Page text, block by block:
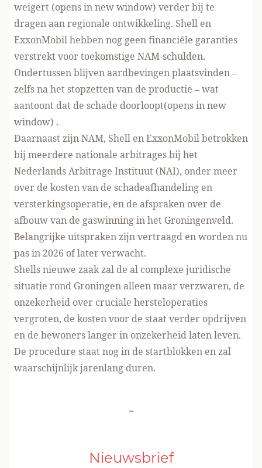
weigert (opens in new window) verder bij te
dragen aan regionale ontwikkeling. Shell en
ExxonMobil hebben nog geen financiële garanties
verstrekt voor toekomstige NAM-schulden.
Ondertussen blijven aardbevingen plaatsvinden –
zelfs na het stopzetten van de productie – wat
aantoont dat de schade doorloopt(opens in new
window) .
Daarnaast zijn NAM, Shell en ExxonMobil betrokken
bij meerdere nationale arbitrages bij het
Nederlands Arbitrage Instituut (NAI), onder meer
over de kosten van de schadeafhandeling en
versterkingsoperatie, en de afspraken over de
afbouw van de gaswinning in het Groningenveld.
Belangrijke uitspraken zijn vertraagd en worden nu
pas in 2026 of later verwacht.
Shells nieuwe zaak zal de al complexe juridische
situatie rond Groningen alleen maar verzwaren, de
onzekerheid over cruciale hersteloperaties
vergroten, de kosten voor de staat verder opdrijven
en de bewoners langer in onzekerheid laten leven.
De procedure staat nog in de startblokken en zal
waarschijnlijk jarenlang duren.
-
Nieuwsbrief